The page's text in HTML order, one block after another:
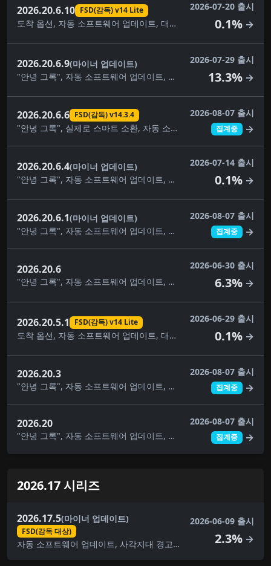
2026.20.6.10 FSD(감독) v14 Lite
도착 옵션, 자동 소프트웨어 업데이트, 대시캠 뷰어 업데이트, FSD(감독) v14 Lite, 완전 자율주행(감독), 건반, 음악 앱 대기열, 자녀 보호, 애완동물 모드, 보안 개선, 속도 프로필, 공원에서 자율주행 시작, 슈퍼차저 가격 필터, 여행, UI 개선, 날씨 지도 개선
2026-07-20 출시
0.1% →
2026.20.6.9(마이너 업데이트)
"안녕 그록", 자동 소프트웨어 업데이트, 대시캠 클립 암호화, 대시캠 뷰어 업데이트, 건반, 사소한 수정, 음악 앱 대기열, 자녀 보호, 애완동물 모드, 보안 개선, 스케치북, 여행, 날씨 지도 개선
2026-07-29 출시
13.3% →
2026.20.6.6 FSD(감독) v14.3.4
"안녕 그록", 실제로 스마트 소환, 자동 소프트웨어 업데이트, 사각지대 경고등, 주차 중 사각지대 경고, 카메라 미리보기, 대시캠 클립 암호화, 대시캠 뷰어 업데이트, FSD(감독) v14.3.4, FSD(감독) v14.3.5, 완전 자율주행(감독), 몰입형 사운드 업그레이드, 건반, 음악 앱 대기열, 페인트 가게, 자녀 보호, 애완동물 모드, 후면 디스플레이, 보안 개선, 자율주행 앱, 스케치북, 슈퍼차저 가격 필터, 여행, 시각적 업데이트, 날씨 지도 개선
2026-08-07 출시
집계중 →
2026.20.6.4(마이너 업데이트)
"안녕 그록", 자동 소프트웨어 업데이트, 사각지대 경고등, 대시캠 클립 암호화, 대시캠 뷰어 업데이트, 건반, 사소한 수정, 음악 앱 대기열, 자녀 보호, 애완동물 모드, 후면 디스플레이, 보안 개선, 스케치북, 슈퍼차저 가격 필터, 여행, 시각적 업데이트, 날씨 지도 개선
2026-07-14 출시
0.1% →
2026.20.6.1(마이너 업데이트)
"안녕 그록", 자동 소프트웨어 업데이트, 사각지대 경고등, 주차 중 사각지대 경고, 대시캠 클립 암호화, 대시캠 뷰어 업데이트, 예상 통행료, 몰입형 사운드 업그레이드, 건반, 사소한 수정, 음악 앱 대기열, 내비게이션 차선 안내, 페인트 가게, 자녀 보호, 애완동물 모드, 관심 장소, 후면 디스플레이, 보안 개선, 목적지를 자동차로 보내기, 스케치북, 슈퍼차저 가격 필터, 여행, 시각적 업데이트, 날씨 지도, 날씨 지도 개선
2026-08-07 출시
집계중 →
2026.20.6
"안녕 그록", 자동 소프트웨어 업데이트, 사각지대 경고등, 주차 중 사각지대 경고, 대시캠 클립 암호화, 대시캠 뷰어 업데이트, 몰입형 사운드 업그레이드, 건반, 음악 앱 대기열, 페인트 가게, 자녀 보호, 애완동물 모드, 후면 디스플레이, 보안 개선, 스케치북, 슈퍼차저 가격 필터, 여행, 시각적 업데이트, 날씨 지도 개선
2026-06-30 출시
6.3% →
2026.20.5.1 FSD(감독) v14 Lite
도착 옵션, 자동 소프트웨어 업데이트, 대시캠 뷰어 업데이트, FSD(감독) v14 Lite, 완전 자율주행(감독), 건반, 음악 앱 대기열, 애완동물 모드, 보안 개선, 속도 프로필, 공원에서 자율주행 시작, 슈퍼차저 가격 필터, 여행, UI 개선, 날씨 지도 개선
2026-06-29 출시
0.1% →
2026.20.3
"안녕 그록", 자동 소프트웨어 업데이트, 사각지대 경고등, 주차 중 사각지대 경고, 빛이 녹색일 때 차임벨 울리기, 대시캠 클립 암호화, 대시캠 뷰어 업데이트, 몰입형 사운드 업그레이드, 건반, 라이브 카메라 보기, 음악 앱 대기열, 페인트 가게, 자녀 보호, 애완동물 모드, 후면 디스플레이, 보안 개선, 자율주행 앱, 스케치북, 슈퍼차저 가격 필터, 여행, 시각적 업데이트, 날씨 지도 개선
2026-08-07 출시
집계중 →
2026.20
"안녕 그록", 자동 소프트웨어 업데이트, 사각지대 경고등, 대시캠 클립 암호화, 대시캠 뷰어 업데이트, 몰입형 사운드 업그레이드, 건반, 음악 앱 대기열, 페인트 가게, 자녀 보호, 애완동물 모드, 후면 디스플레이, 보안 개선, 스케치북, 슈퍼차저 가격 필터, 여행, 시각적 업데이트, 날씨 지도 개선
2026-08-07 출시
집계중 →
2026.17 시리즈
2026.17.5(마이너 업데이트)
FSD(감독 대상)
자동 소프트웨어 업데이트, 사각지대 경고등, 대시캠 뷰어 업데이트, FSD(감독 대상), 몰입형 사운드 업그레이드, 건반, 사소한 수정, 음악 앱 대기열, 페인트 가게, 애완동물 모드, 후면 디스플레이, 보안 개선, 스케치북, 여행, 시각적 업데이트, 날씨 지도 개선
2026-06-09 출시
2.3% →